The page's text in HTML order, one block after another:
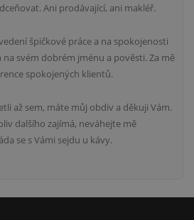
Ani prodávající, ani makléř.
špičkové práce a na spokojenosti
na svém dobrém jménu a pověsti. Za mě
spokojených klientů.
až sem, máte můj obdiv a děkuji Vám.
dalšího zajímá, neváhejte mě
se s Vámi sejdu u kávy.